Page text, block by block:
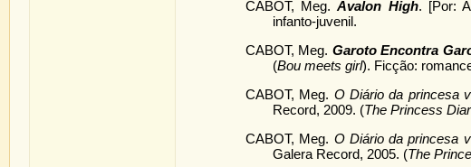
CABOT, Meg.Avalon High. [Por:
infanto-juvenil.
CABOT, Meg. Garoto Encontra
(Bou meets girl). Ficção:
CABOT, Meg. O Diário da princesa v
Record, 2009. (The Princess
CABOT, Meg. O Diário da princesa v
Galera Record, 2005. (The